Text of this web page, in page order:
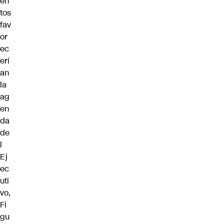
tos
fav
or
ec
erí
an
la
ag
en
da
de
l
Ej
ec
uti
vo,
Fi
gu